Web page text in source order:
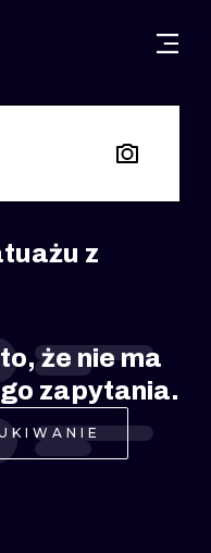
STYLE
KALIGRAFIA
NEW
TRIBAL
RYCINOWE
z
że nie ma
zapytania.